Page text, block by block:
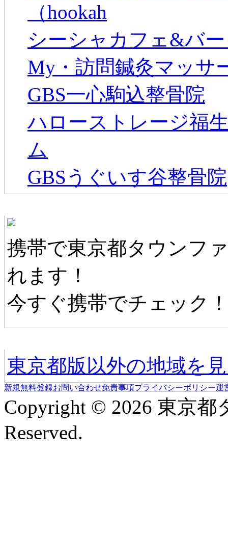
（hookah
シーシャカフェ&バー
My・訪問鍼灸マッサ
GBS一心駒込整骨院
ハローストレージ福
ム
GBSうぐいす谷整骨院
携帯で東京都タウンフ
れます！
今すぐ携帯でチェック
東京都版以外の地域を
新規無料登録お問い合わせ免責事項プライバシーポリシー運
Copyright © 2026 東京
Reserved.